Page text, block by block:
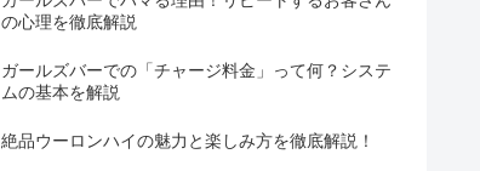
の心理を徹底解説
ガールズバーでの「チャージ料金」って何？システ
ムの基本を解説
絶品ウーロンハイの魅力と楽しみ方を徹底解説！